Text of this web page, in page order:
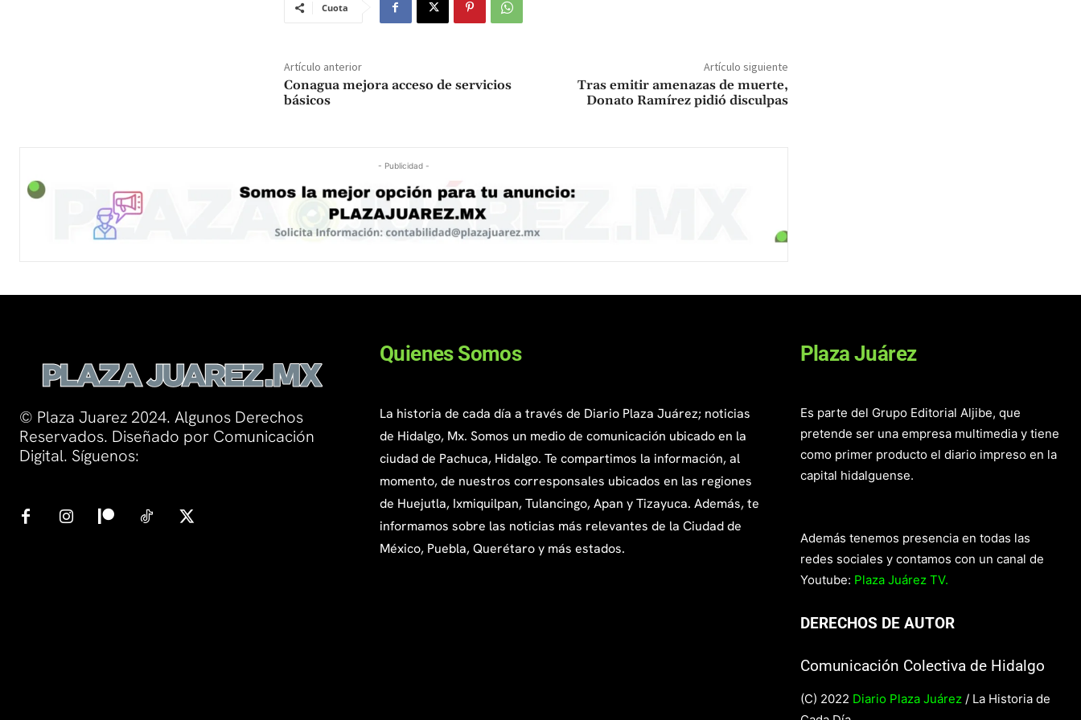
Cuota
Artículo anterior
Conagua mejora acceso de servicios
básicos
Artículo siguiente
Tras emitir amenazas de muerte,
Donato Ramírez pidió disculpas
- Publicidad -
© Plaza Juarez 2024. Algunos Derechos
Reservados. Diseñado por Comunicación
Digital. Síguenos:
Quienes Somos
La historia de cada día a través de Diario Plaza Juárez; noticias
de Hidalgo, Mx. Somos un medio de comunicación ubicado en la
ciudad de Pachuca, Hidalgo. Te compartimos la información, al
momento, de nuestros corresponsales ubicados en las regiones
de Huejutla, Ixmiquilpan, Tulancingo, Apan y Tizayuca. Además, te
informamos sobre las noticias más relevantes de la Ciudad de
México, Puebla, Querétaro y más estados.
Plaza Juárez
Es parte del Grupo Editorial Aljibe, que
pretende ser una empresa multimedia y tiene
como primer producto el diario impreso en la
capital hidalguense.
Además tenemos presencia en todas las
redes sociales y contamos con un canal de
Youtube: Plaza Juárez TV.
DERECHOS DE AUTOR
Comunicación Colectiva de Hidalgo
(C) 2022 Diario Plaza Juárez / La Historia de